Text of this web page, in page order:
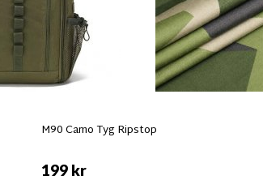
M90 Camo Tyg Ripstop
199 kr